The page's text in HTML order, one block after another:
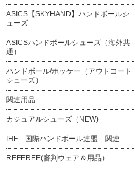
ASICS【SKYHAND】ハンドボールシ
ューズ
ASICSハンドボールシューズ（海外共
通）
ハンドボール/ホッケー（アウトコート
シューズ）
関連用品
カジュアルシューズ（NEW)
IHF 国際ハンドボール連盟 関連
REFEREE(審判ウェア＆用品）